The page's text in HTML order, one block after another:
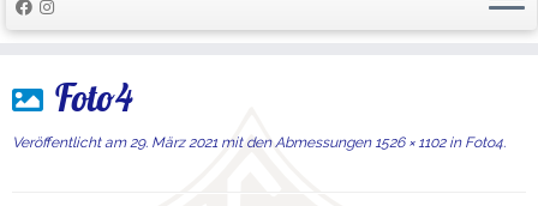
Inhalt
Foto4
Veröffentlicht am 29. März 2021 mit den Abmessungen1526 × 1102inFoto4.